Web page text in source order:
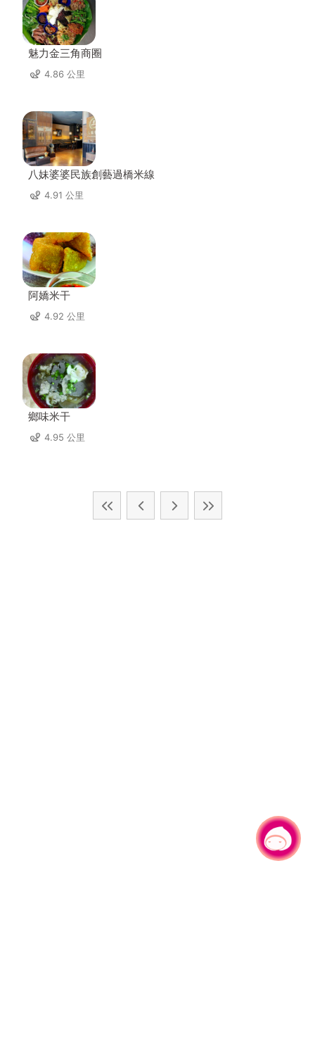
魅力金三角商圈
4.86 公里
八妹婆婆民族創藝過橋米線
4.91 公里
阿嬌米干
4.92 公里
鄉味米干
4.95 公里